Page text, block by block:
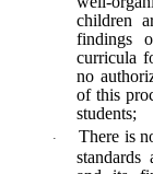
children
find­ings
curricula
no
of this
students;
·
There is